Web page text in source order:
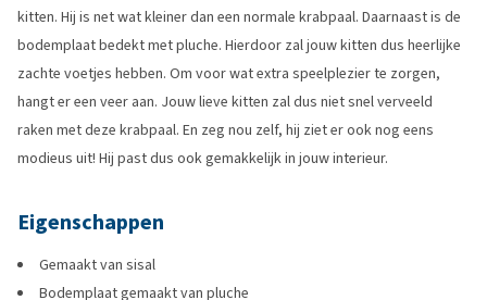
kitten. Hij is net wat kleiner dan een normale krabpaal. Daarnaast is de
bodemplaat bedekt met pluche. Hierdoor zal jouw kitten dus heerlijke
zachte voetjes hebben. Om voor wat extra speelplezier te zorgen,
hangt er een veer aan. Jouw lieve kitten zal dus niet snel verveeld
raken met deze krabpaal. En zeg nou zelf, hij ziet er ook nog eens
modieus uit! Hij past dus ook gemakkelijk in jouw interieur.
Eigenschappen
Gemaakt van sisal
Bodemplaat gemaakt van pluche